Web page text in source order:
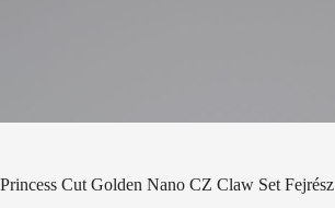
Princess Cut Golden Nano CZ Claw Set Fejrész